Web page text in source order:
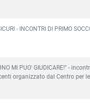
- INCONTRI DI PRIMO
MI PUO' GIUDICARE!" -
organizzato dal Centro per